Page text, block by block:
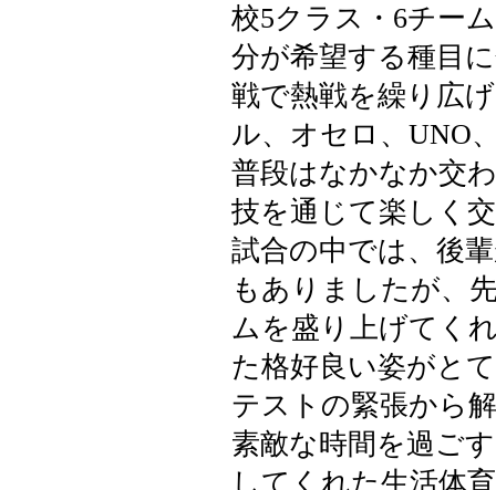
校5クラス・6チー
分が希望する種目
戦で熱戦を繰り広
ル、オセロ、UNO
普段はなかなか交
技を通じて楽しく
試合の中では、後
もありましたが、
ムを盛り上げてく
た格好良い姿がと
テストの緊張から
素敵な時間を過ご
してくれた生活体